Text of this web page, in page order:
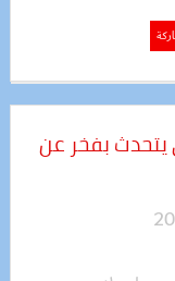
يتحدث بفخر عن